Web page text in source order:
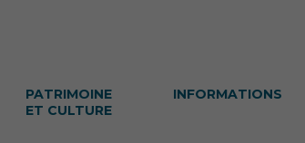
PATRIMOINE
ET CULTURE
INFORMATIONS